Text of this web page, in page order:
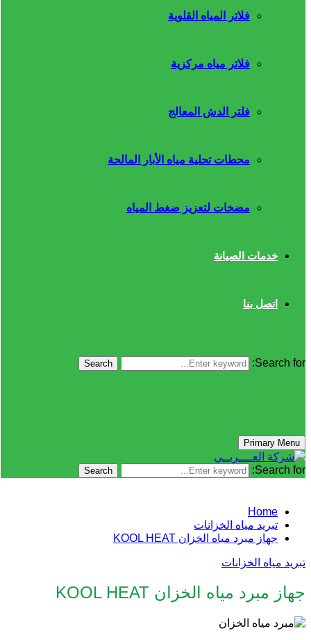
فلاتر المياه القلوية
فلاتر مياه مركزية
فلتر الدش المعالج
محطات تحلية مياه الأبار المالحة
مضخات لتعزيز ضغط المياه
خدمات الصيانة
اتصل بنا
Search for:
Search
Primary Menu
Search for:
Search
Home
تبريد مياه الخزانات
جهاز مبرد مياه الخزان KOOL HEAT
تبريد مياه الخزانات
جهاز مبرد مياه الخزان KOOL HEAT